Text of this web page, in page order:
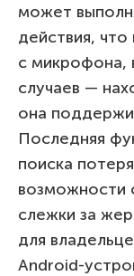
может
действия, что
с микрофона,
случаев —
она
Последняя
поиска
возможности
слежки за
для
Android-